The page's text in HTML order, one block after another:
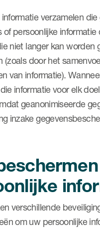
verzamelen
of persoonlijke informatie
niet langer kan worden
(zoals door het
van informatie).
informatie voor elk
geanonimiseerde
inzake
verschillende
om uw persoonlijke